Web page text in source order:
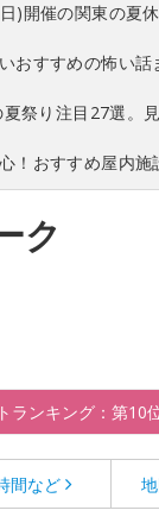
)開催の関東の夏
おすすめの怖い話
夏祭り注目27選。
！おすすめ屋内施
ク
ランキング：第10
間など